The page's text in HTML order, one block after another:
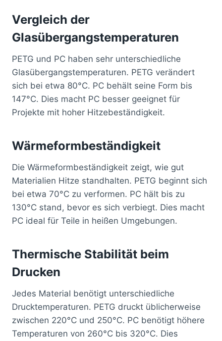
Vergleich der
Glasübergangstemperaturen
PETG und PC haben sehr unterschiedliche
Glasübergangstemperaturen. PETG verändert
sich bei etwa 80°C. PC behält seine Form bis
147°C. Dies macht PC besser geeignet für
Projekte mit hoher Hitzebeständigkeit.
Wärmeformbeständigkeit
Die Wärmeformbeständigkeit zeigt, wie gut
Materialien Hitze standhalten. PETG beginnt sich
bei etwa 70°C zu verformen. PC hält bis zu
130°C stand, bevor es sich verbiegt. Dies macht
PC ideal für Teile in heißen Umgebungen.
Thermische Stabilität beim
Drucken
Jedes Material benötigt unterschiedliche
Drucktemperaturen. PETG druckt üblicherweise
zwischen 220°C und 250°C. PC benötigt höhere
Temperaturen von 260°C bis 320°C. Dies